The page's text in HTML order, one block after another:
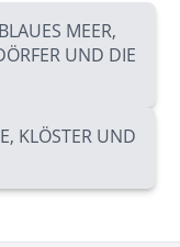
MEER,
UND DIE
KLÖSTER UND